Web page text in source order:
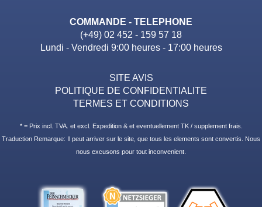
COMMANDE - TELEPHONE
(+49) 02 452 - 159 57 18
Lundi - Vendredi 9:00 heures - 17:00 heures
SITE AVIS
POLITIQUE DE CONFIDENTIALITE
TERMES ET CONDITIONS
* = Prix incl. TVA. et excl. Expedition & et eventuellement TK / supplement frais.
Traduction Remarque: Il peut arriver sur le site, que tous les elements sont convertis. Nous
nous excusons pour tout inconvenient.